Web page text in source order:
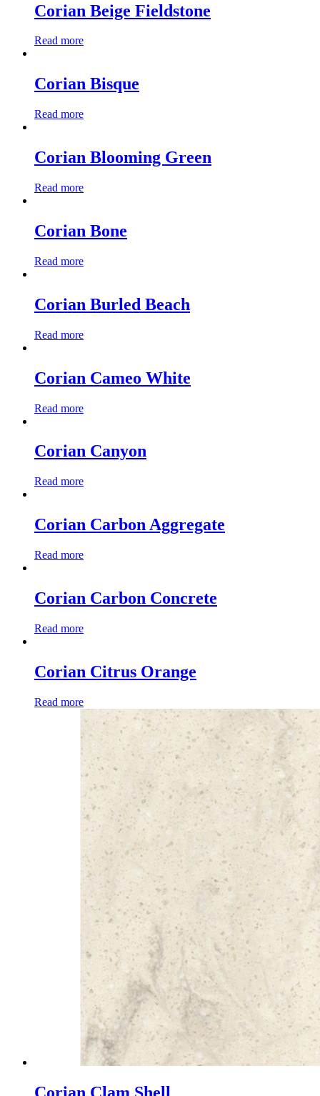
Corian Beige Fieldstone
Read more
Corian Bisque
Read more
Corian Blooming Green
Read more
Corian Bone
Read more
Corian Burled Beach
Read more
Corian Cameo White
Read more
Corian Canyon
Read more
Corian Carbon Aggregate
Read more
Corian Carbon Concrete
Read more
Corian Citrus Orange
Read more
Corian Clam Shell